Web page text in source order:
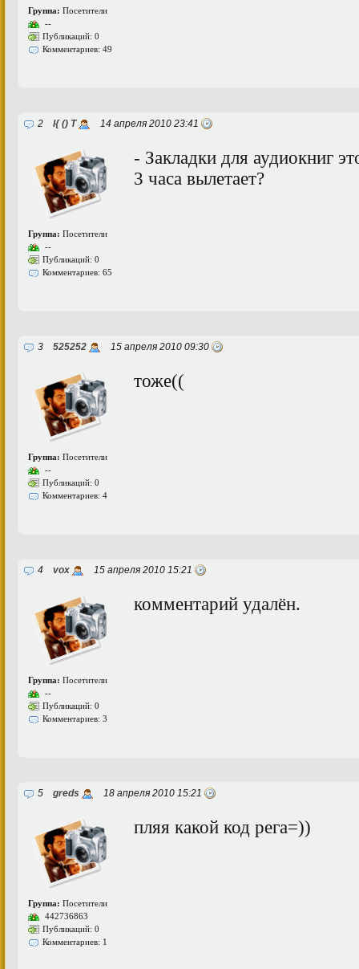
Группа: Посетители
--
Публикаций: 0
Комментариев: 49
2 I{ () T 14 апреля 2010 23:41
Группа: Посетители
--
Публикаций: 0
Комментариев: 65
- Закладки для аудиокниг
3 часа вылетает?
3 525252 15 апреля 2010 09:30
Группа: Посетители
--
Публикаций: 0
Комментариев: 4
тоже((
4 vox 15 апреля 2010 15:21
Группа: Посетители
--
Публикаций: 0
Комментариев: 3
комментарий удалён.
5 greds 18 апреля 2010 15:21
Группа: Посетители
442736863
Публикаций: 0
Комментариев: 1
пляя какой код рега=))